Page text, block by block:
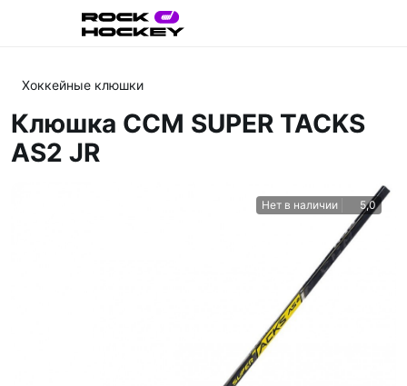
Хоккейные клюшки
Клюшка CCM SUPER TACKS
AS2 JR
Нет в наличии 5,0